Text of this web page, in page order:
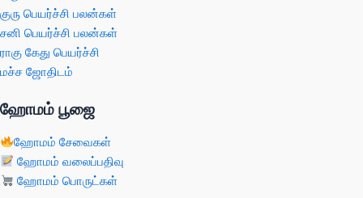
குரு பெயர்ச்சி பலன்கள்
சனி பெயர்ச்சி பலன்கள்
ராகு கேது பெயர்ச்சி
மச்ச ஜோதிடம்
ஹோமம் பூஜை
ஹோமம் சேவைகள்
ஹோமம் வலைப்பதிவு
ஹோமம் பொருட்கள்